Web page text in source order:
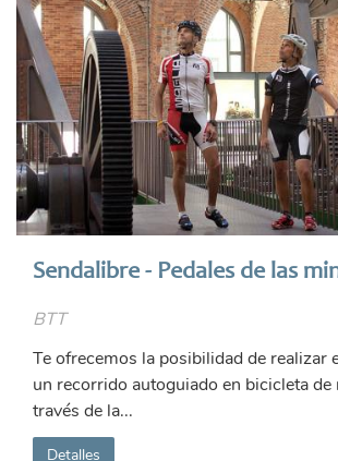
Sendalibre - Pedales de las
BTT
Te ofrecemos la posibilidad de realizar
un recorrido autoguiado en bicicleta de
través de la...
Detalles